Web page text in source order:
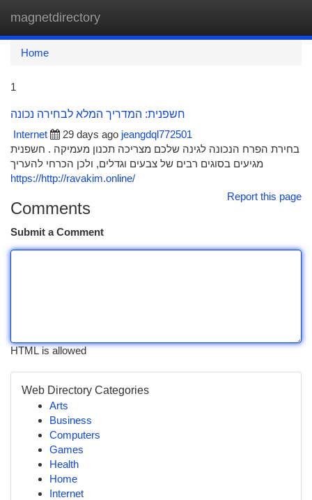
magnetdirectory
Home
1
חשפנית: המדריך המלא לבחירה נכונה
Internet
29 days ago jeangdql772501
בחירת הפרח הנכונה לגינה שלכם מצריכה תכנון מעמיקה . חשפנית
מגיעים בסוגים רבים של צבעים וגדלים, ולכן הכרחי להעריך
https://http://ravakim.online/
Report this page
Comments
Submit a Comment
HTML is allowed
Web Directory Categories
Arts
Business
Computers
Games
Health
Home
Internet